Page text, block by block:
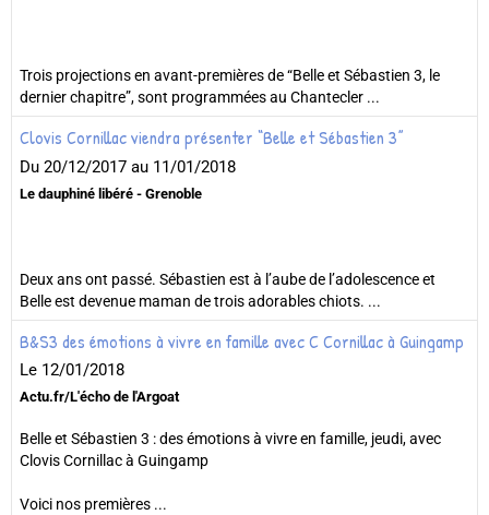
Trois projections en avant-premières de “Belle et Sébastien 3, le
dernier chapitre”, sont programmées au Chantecler ...
Clovis Cornillac viendra présenter “Belle et Sébastien 3”
Du 20/12/2017 au 11/01/2018
Le dauphiné libéré - Grenoble
Deux ans ont passé. Sébastien est à l’aube de l’adolescence et
Belle est devenue maman de trois adorables chiots. ...
B&S3 des émotions à vivre en famille avec C Cornillac à Guingamp
Le 12/01/2018
Actu.fr/L'écho de l'Argoat
Belle et Sébastien 3 : des émotions à vivre en famille, jeudi, avec
Clovis Cornillac à Guingamp
Voici nos premières ...